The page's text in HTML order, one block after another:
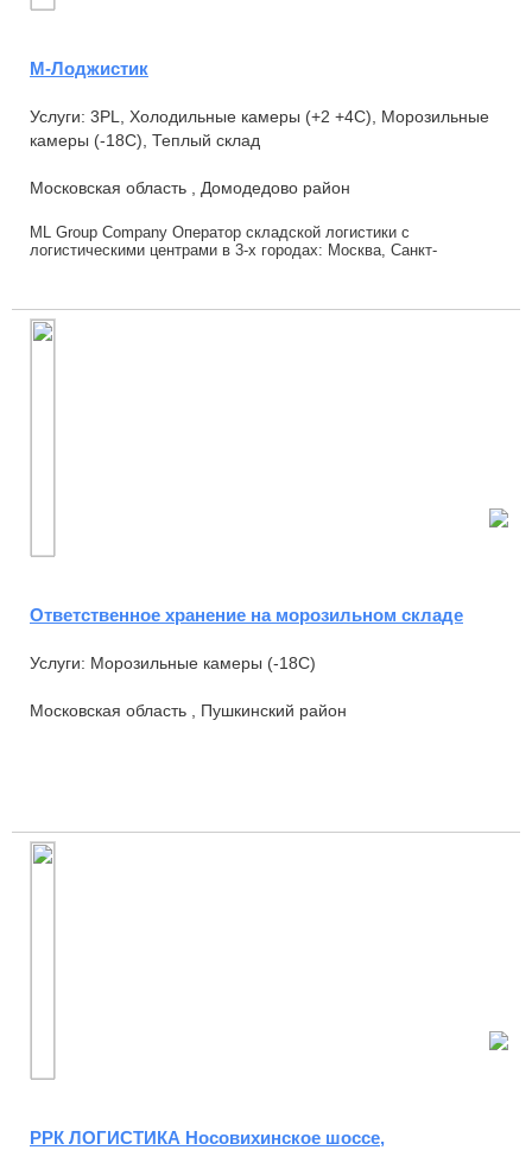
М-Лоджистик
Услуги: 3PL, Холодильные камеры (+2 +4С), Морозильные
камеры (-18С), Теплый склад
Московская область , Домодедово район
ML Group Company Оператор складской логистики с
логистическими центрами в 3-х городах: Москва, Санкт-
Ответственное хранение на морозильном складе
Услуги: Морозильные камеры (-18С)
Московская область , Пушкинский район
РРК ЛОГИСТИКА Носовихинское шоссе,